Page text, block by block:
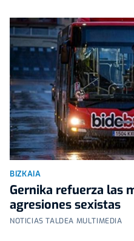
BIZKAIA
Gernika refuerza las
agresiones sexistas
NOTICIAS TALDEA MULTIMEDIA